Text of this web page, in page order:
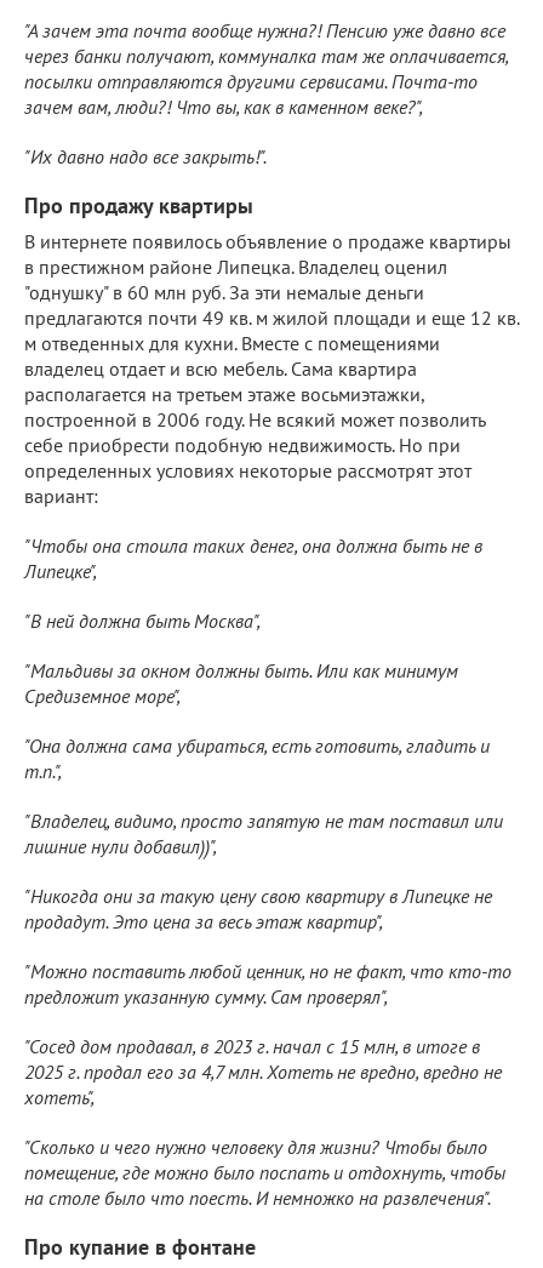
"А зачем эта почта вообще нужна?! Пенсию уже давно все
через банки получают, коммуналка там же оплачивается,
посылки отправляются другими сервисами. Почта-то
зачем вам, люди?! Что вы, как в каменном веке?",
"Их давно надо все закрыть!".
Про продажу квартиры
В интернете появилось объявление о продаже квартиры
в престижном районе Липецка. Владелец оценил
"однушку" в 60 млн руб. За эти немалые деньги
предлагаются почти 49 кв. м жилой площади и еще 12 кв.
м отведенных для кухни. Вместе с помещениями
владелец отдает и всю мебель. Сама квартира
располагается на третьем этаже восьмиэтажки,
построенной в 2006 году. Не всякий может позволить
себе приобрести подобную недвижимость. Но при
определенных условиях некоторые рассмотрят этот
вариант:
"Чтобы она стоила таких денег, она должна быть не в
Липецке",
"В ней должна быть Москва",
"Мальдивы за окном должны быть. Или как минимум
Средиземное море",
"Она должна сама убираться, есть готовить, гладить и
т.п.",
"Владелец, видимо, просто запятую не там поставил или
лишние нули добавил))",
"Никогда они за такую цену свою квартиру в Липецке не
продадут. Это цена за весь этаж квартир",
"Можно поставить любой ценник, но не факт, что кто-то
предложит указанную сумму. Сам проверял",
"Сосед дом продавал, в 2023 г. начал с 15 млн, в итоге в
2025 г. продал его за 4,7 млн. Хотеть не вредно, вредно не
хотеть",
"Сколько и чего нужно человеку для жизни? Чтобы было
помещение, где можно было поспать и отдохнуть, чтобы
на столе было что поесть. И немножко на развлечения".
Про купание в фонтане